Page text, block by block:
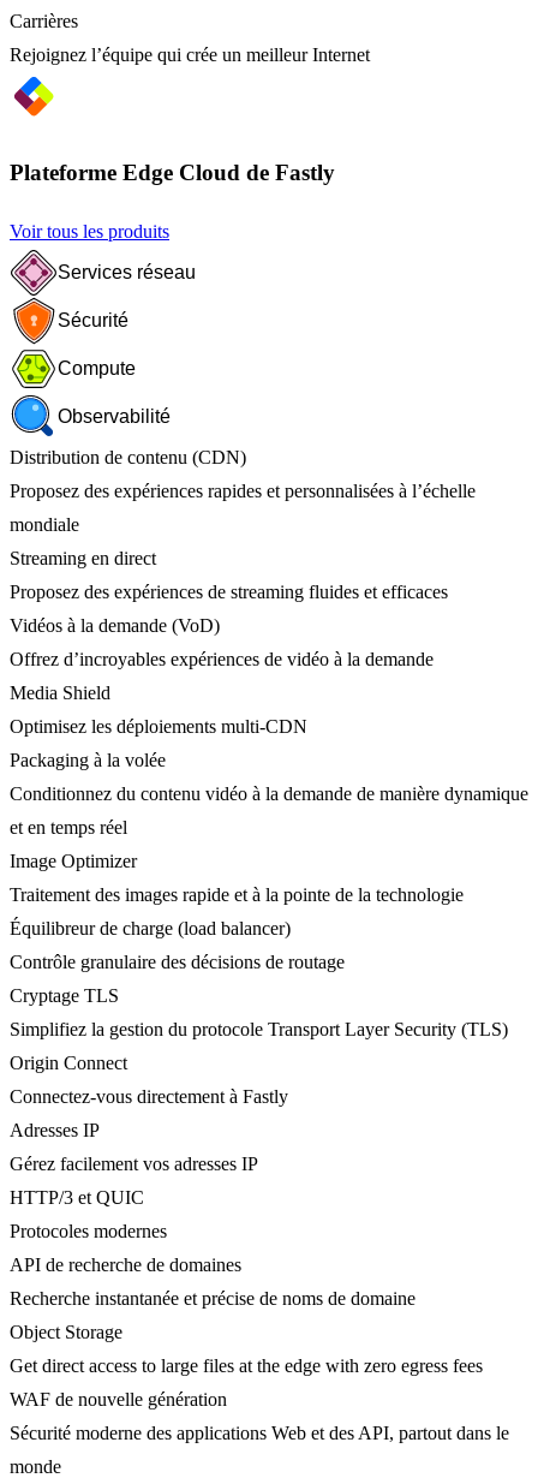
Carrières
Rejoignez l’équipe qui crée un meilleur Internet
Plateforme Edge Cloud de Fastly
Voir tous les produits
Services réseau
Sécurité
Compute
Observabilité
Distribution de contenu (CDN)
Proposez des expériences rapides et personnalisées à l’échelle
mondiale
Streaming en direct
Proposez des expériences de streaming fluides et efficaces
Vidéos à la demande (VoD)
Offrez d’incroyables expériences de vidéo à la demande
Media Shield
Optimisez les déploiements multi-CDN
Packaging à la volée
Conditionnez du contenu vidéo à la demande de manière dynamique
et en temps réel
Image Optimizer
Traitement des images rapide et à la pointe de la technologie
Équilibreur de charge (load balancer)
Contrôle granulaire des décisions de routage
Cryptage TLS
Simplifiez la gestion du protocole Transport Layer Security (TLS)
Origin Connect
Connectez-vous directement à Fastly
Adresses IP
Gérez facilement vos adresses IP
HTTP/3 et QUIC
Protocoles modernes
API de recherche de domaines
Recherche instantanée et précise de noms de domaine
Object Storage
Get direct access to large files at the edge with zero egress fees
WAF de nouvelle génération
Sécurité moderne des applications Web et des API, partout dans le
monde